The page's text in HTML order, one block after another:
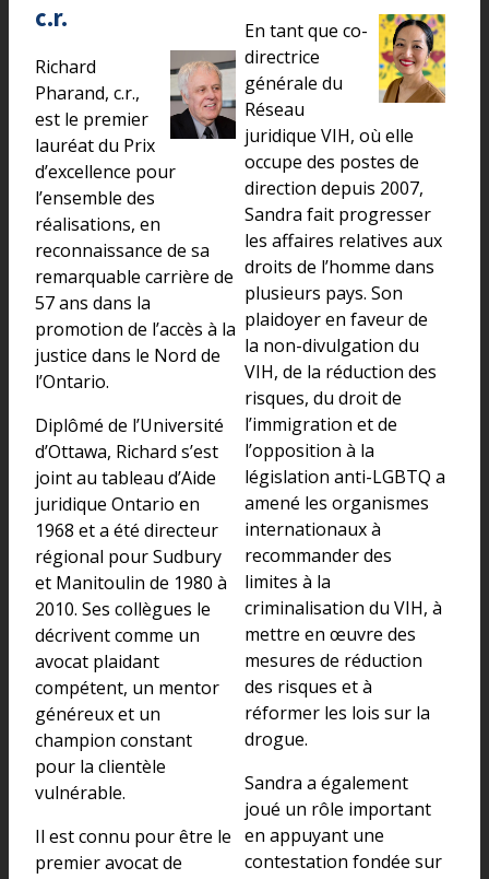
c.r.
Richard
Pharand, c.r.,
est le premier
lauréat du Prix
d’excellence pour
l’ensemble des
réalisations, en
reconnaissance de sa
remarquable carrière de
57 ans dans la
promotion de l’accès à la
justice dans le Nord de
l’Ontario.
Diplômé de l’Université
d’Ottawa, Richard s’est
joint au tableau d’Aide
juridique Ontario en
1968 et a été directeur
régional pour Sudbury
et Manitoulin de 1980 à
2010. Ses collègues le
décrivent comme un
avocat plaidant
compétent, un mentor
généreux et un
champion constant
pour la clientèle
vulnérable.
Il est connu pour être le
premier avocat de
En tant que co-
directrice
générale du
Réseau
juridique VIH, où elle
occupe des postes de
direction depuis 2007,
Sandra fait progresser
les affaires relatives aux
droits de l’homme dans
plusieurs pays. Son
plaidoyer en faveur de
la non-divulgation du
VIH, de la réduction des
risques, du droit de
l’immigration et de
l’opposition à la
législation anti-LGBTQ a
amené les organismes
internationaux à
recommander des
limites à la
criminalisation du VIH, à
mettre en œuvre des
mesures de réduction
des risques et à
réformer les lois sur la
drogue.
Sandra a également
joué un rôle important
en appuyant une
contestation fondée sur